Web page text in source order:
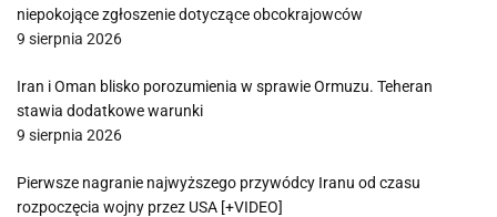
niepokojące zgłoszenie dotyczące obcokrajowców
9 sierpnia 2026
Iran i Oman blisko porozumienia w sprawie Ormuzu. Teheran
stawia dodatkowe warunki
9 sierpnia 2026
Pierwsze nagranie najwyższego przywódcy Iranu od czasu
rozpoczęcia wojny przez USA [+VIDEO]